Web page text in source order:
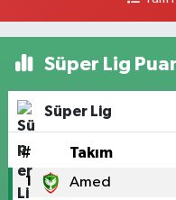
Süper Lig
Süper Lig
# Takım
1 Amed